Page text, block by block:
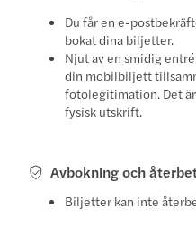
Du får en e-
bokat dina biljetter.
Njut av en smidig
din mobilbiljett
fotolegitimation. Det
fysisk utskrift.
Avbokning och
Biljetter kan inte